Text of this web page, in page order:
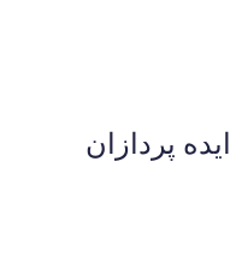
ایده پردازان